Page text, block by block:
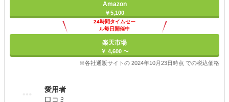
Amazon
￥5,100
24時間タイムセー
ル毎日開催中
楽天市場
￥ 4,600 〜
※各社通販サイトの 2024年10月23日時点 での税込価格
愛用者
口コミ